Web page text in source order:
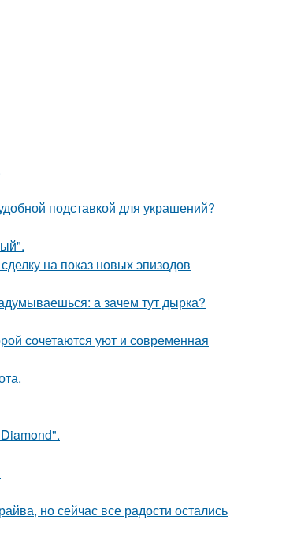
подставкой для украшений?
на показ новых эпизодов
а зачем тут дырка?
сочетаются уют и современная
но сейчас все радости остались